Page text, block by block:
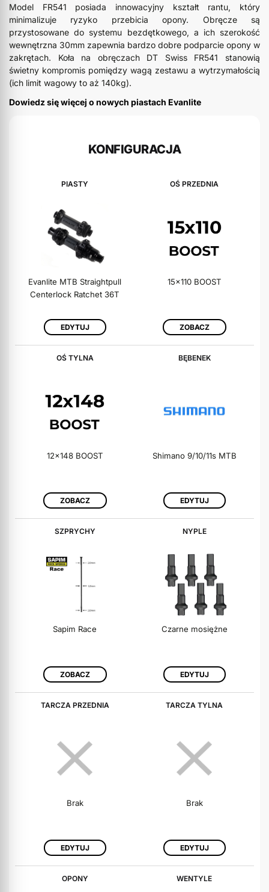
Model FR541 posiada innowacyjny kształt rantu, który
minimalizuje ryzyko przebicia opony. Obręcze są
przystosowane do systemu bezdętkowego, a ich szerokość
wewnętrzna 30mm zapewnia bardzo dobre podparcie opony w
zakrętach. Koła na obręczach DT Swiss FR541 stanowią
świetny kompromis pomiędzy wagą zestawu a wytrzymałością
(ich limit wagowy to aż 140kg).
Dowiedz się więcej o nowych piastach Evanlite
KONFIGURACJA
PIASTY
Evanlite MTB Straightpull
Centerlock Ratchet 36T
EDYTUJ
OŚ PRZEDNIA
15x110 BOOST
ZOBACZ
OŚ TYLNA
12x148 BOOST
ZOBACZ
BĘBENEK
Shimano 9/10/11s MTB
EDYTUJ
SZPRYCHY
Sapim Race
ZOBACZ
NYPLE
Czarne mosiężne
EDYTUJ
TARCZA PRZEDNIA
Brak
EDYTUJ
TARCZA TYLNA
Brak
EDYTUJ
OPONY WENTYLE